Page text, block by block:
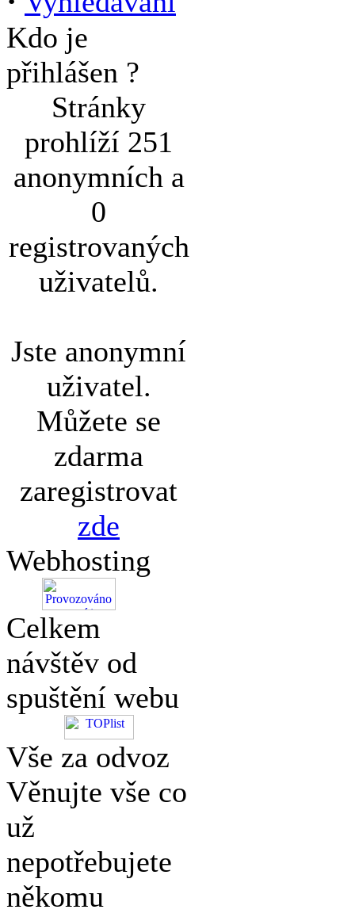
Kdo je
přihlášen ?
Stránky
prohlíží 251
anonymních a
0
registrovaných
uživatelů.
Jste anonymní
uživatel.
Můžete se
zdarma
zaregistrovat
zde
Webhosting
Celkem
návštěv od
spuštění webu
Vše za odvoz
Věnujte vše co
už
nepotřebujete
někomu